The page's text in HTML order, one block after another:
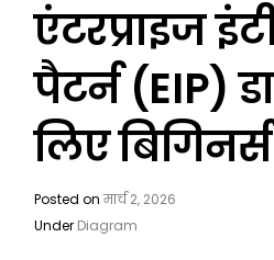
एंटरप्राइज
पैटर्न (EIP)
लिए
Posted onमार्च 2, 2026
Under Diagram